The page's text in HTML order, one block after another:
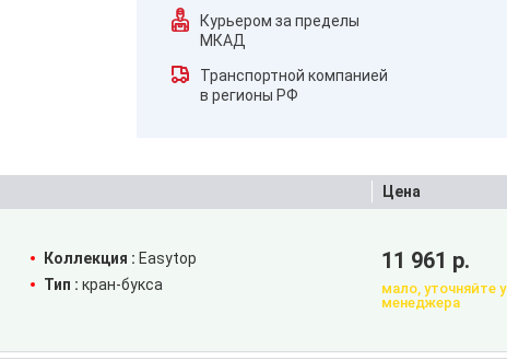
Курьером за пределы
МКАД
Транспортной компанией
в регионы РФ
Цена
Коллекция : Easytop
Тип : кран-букса
11 961 р.
мало, уточняйте у
менеджера